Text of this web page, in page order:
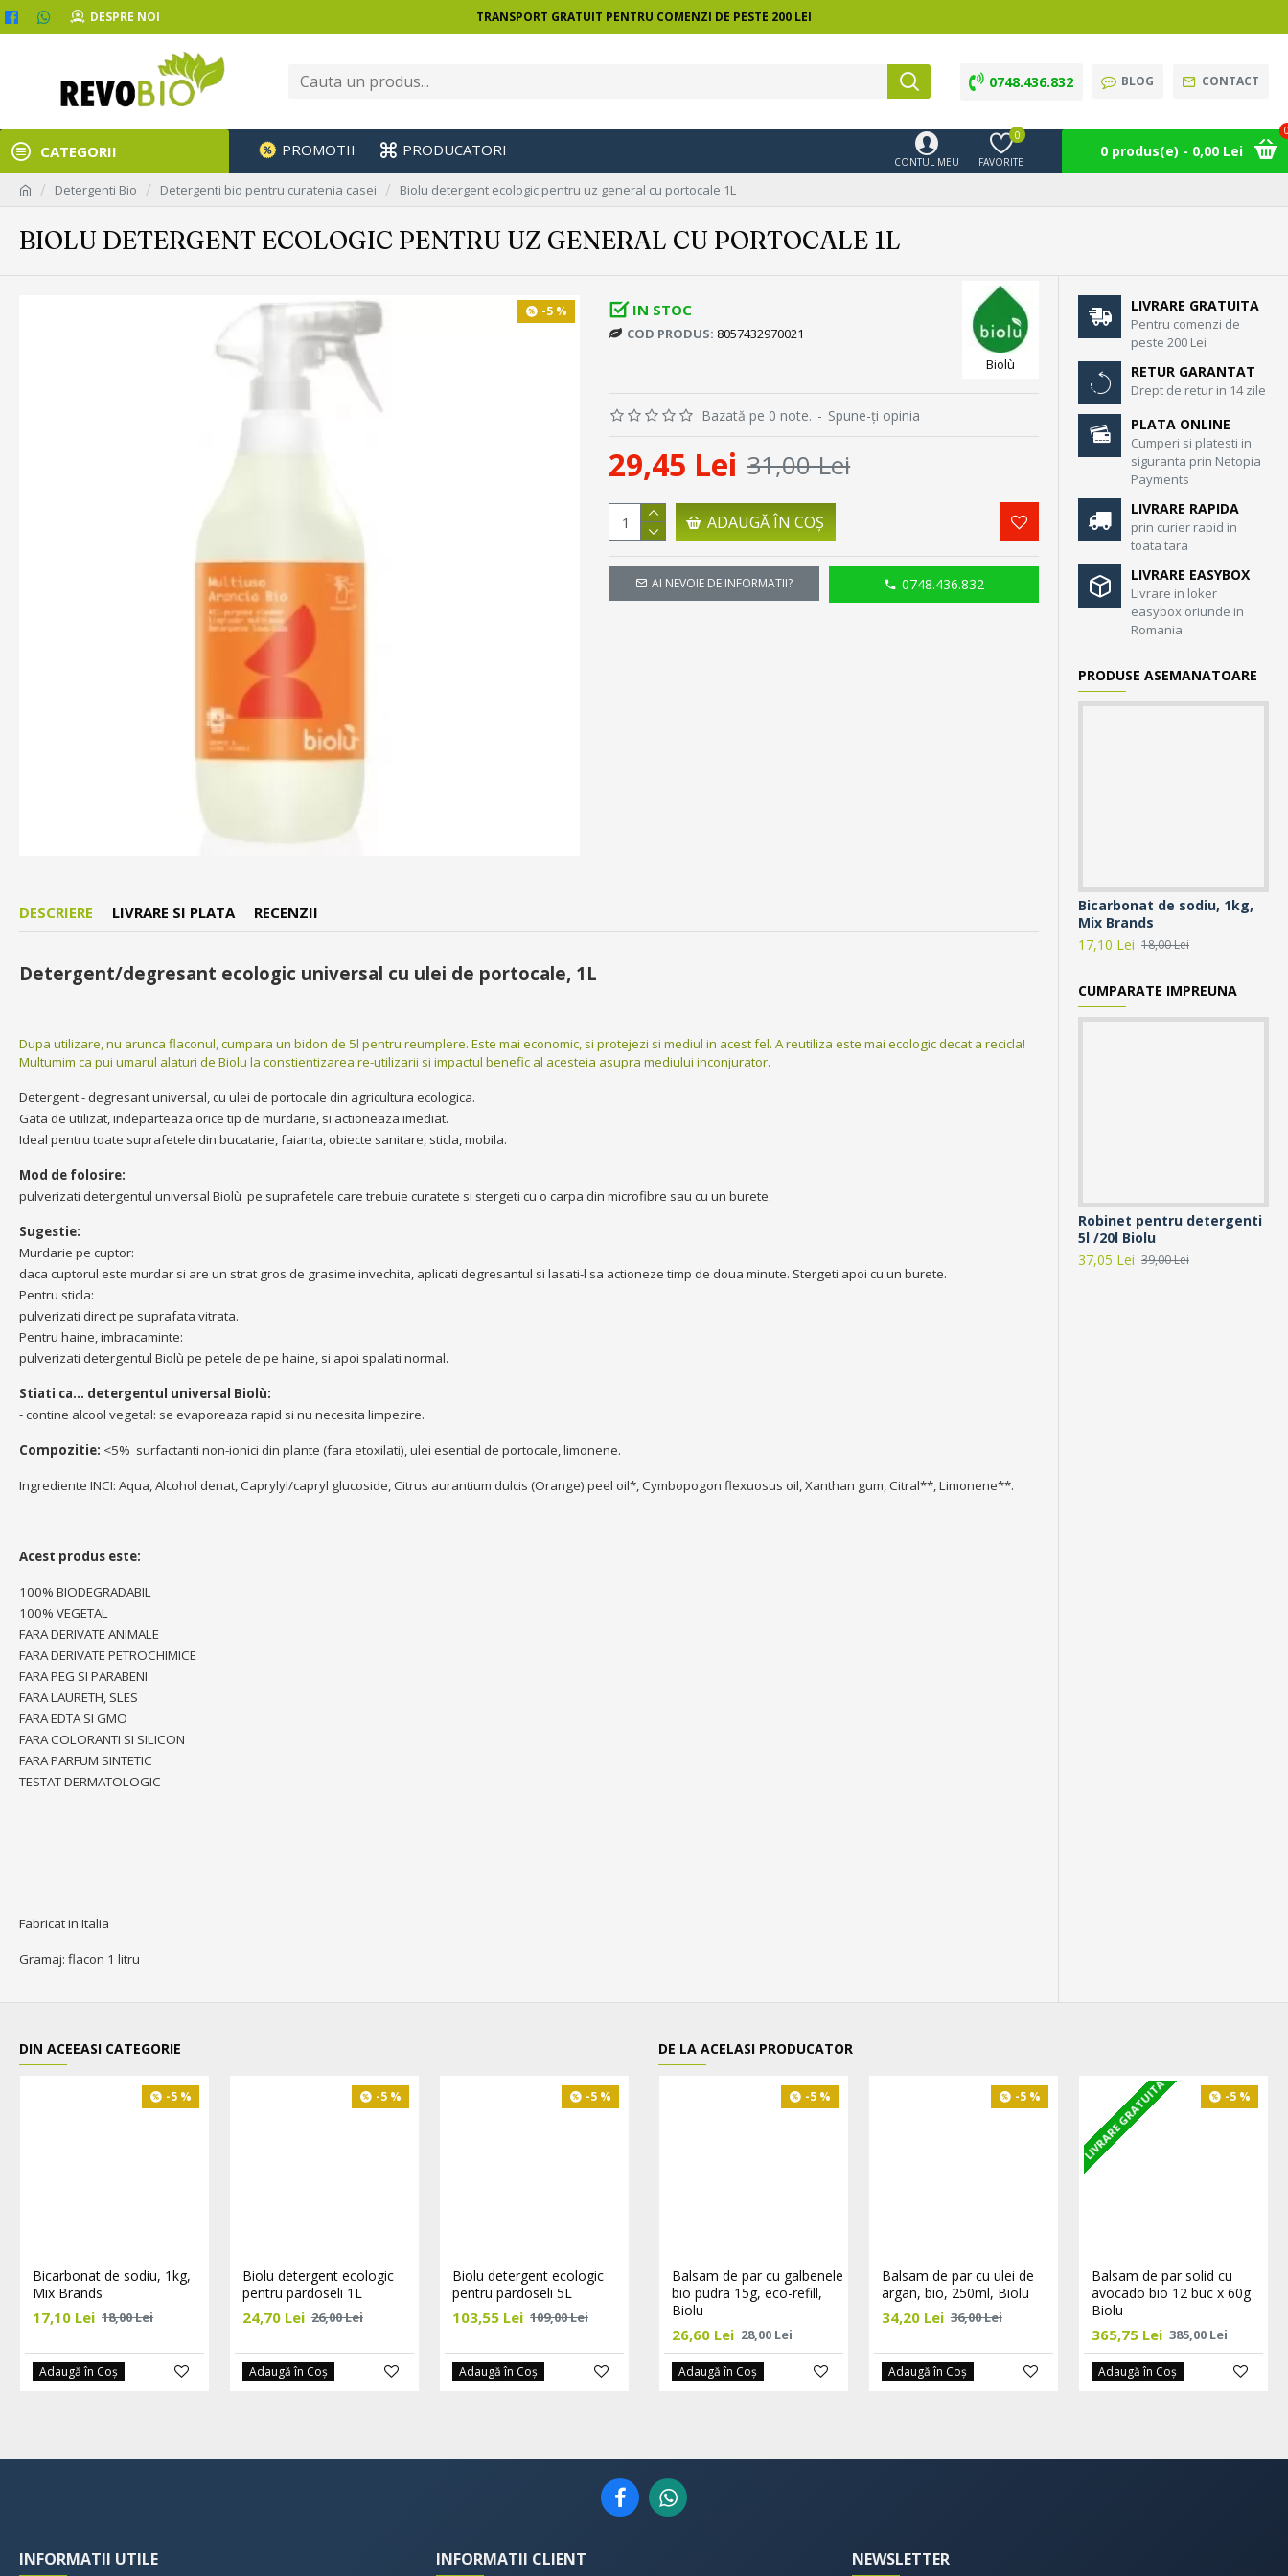
DESPRE NOI TRANSPORT GRATUIT PENTRU COMENZI DE PESTE 200 LEI
0748.436.832 BLOG CONTACT
CATEGORII PROMOTII PRODUCATORI
CONTUL MEU FAVORITE
0
0 produs(e) - 0,00 Lei
Detergenti Bio Detergenti bio pentru curatenia casei Biolu detergent ecologic pentru uz general cu portocale 1L
BIOLU DETERGENT ECOLOGIC PENTRU UZ GENERAL CU PORTOCALE 1L
-5 % IN STOC
COD PRODUS: 8057432970021
Biolù
Bazată pe 0 note. - Spune-ţi opinia
29,45 Lei 31,00 Lei
ADAUGĂ ÎN COŞ
AI NEVOIE DE INFORMATII? 0748.436.832
DESCRIERE LIVRARE SI PLATA RECENZII
Detergent/degresant ecologic universal cu ulei de portocale, 1L
Dupa utilizare, nu arunca flaconul, cumpara un bidon de 5l pentru reumplere. Este mai economic, si protejezi si mediul in acest fel. A reutiliza este mai ecologic decat a recicla!
Multumim ca pui umarul alaturi de Biolu la constientizarea re-utilizarii si impactul benefic al acesteia asupra mediului inconjurator.
Detergent - degresant universal, cu ulei de portocale din agricultura ecologica.
Gata de utilizat, indeparteaza orice tip de murdarie, si actioneaza imediat.
Ideal pentru toate suprafetele din bucatarie, faianta, obiecte sanitare, sticla, mobila.
Mod de folosire:
pulverizati detergentul universal Biolù pe suprafetele care trebuie curatete si stergeti cu o carpa din microfibre sau cu un burete.
Sugestie:
Murdarie pe cuptor:
daca cuptorul este murdar si are un strat gros de grasime invechita, aplicati degresantul si lasati-l sa actioneze timp de doua minute. Stergeti apoi cu un burete.
Pentru sticla:
pulverizati direct pe suprafata vitrata.
Pentru haine, imbracaminte:
pulverizati detergentul Biolù pe petele de pe haine, si apoi spalati normal.
Stiati ca... detergentul universal Biolù:
- contine alcool vegetal: se evaporeaza rapid si nu necesita limpezire.
Compozitie: <5% surfactanti non-ionici din plante (fara etoxilati), ulei esential de portocale, limonene.
Ingrediente INCI: Aqua, Alcohol denat, Caprylyl/capryl glucoside, Citrus aurantium dulcis (Orange) peel oil*, Cymbopogon flexuosus oil, Xanthan gum, Citral**, Limonene**.
Acest produs este:
100% BIODEGRADABIL
100% VEGETAL
FARA DERIVATE ANIMALE
FARA DERIVATE PETROCHIMICE
FARA PEG SI PARABENI
FARA LAURETH, SLES
FARA EDTA SI GMO
FARA COLORANTI SI SILICON
FARA PARFUM SINTETIC
TESTAT DERMATOLOGIC
Fabricat in Italia
Gramaj: flacon 1 litru
LIVRARE GRATUITA
Pentru comenzi de
peste 200 Lei
RETUR GARANTAT
Drept de retur in 14 zile
PLATA ONLINE
Cumperi si platesti in
siguranta prin Netopia
Payments
LIVRARE RAPIDA
prin curier rapid in
toata tara
LIVRARE EASYBOX
Livrare in loker
easybox oriunde in
Romania
PRODUSE ASEMANATOARE
Bicarbonat de sodiu, 1kg,
Mix Brands
17,10 Lei 18,00 Lei
CUMPARATE IMPREUNA
Robinet pentru detergenti
5l /20l Biolu
37,05 Lei 39,00 Lei
DIN ACEEASI CATEGORIE
-5 %
Bicarbonat de sodiu, 1kg,
Mix Brands
17,10 Lei 18,00 Lei
Adaugă în Coş
-5 %
Biolu detergent ecologic
pentru pardoseli 1L
24,70 Lei 26,00 Lei
Adaugă în Coş
-5 %
Biolu detergent ecologic
pentru pardoseli 5L
103,55 Lei 109,00 Lei
Adaugă în Coş
-5 %
Biolu detergent ecologic
universal cu ulei de
portocale 20L
421,80 Lei 444,00 Lei
Adaugă în Coş
-5 %
Biolu detergent ecologic
universal cu ulei de
portocale 5L
Adaugă în Coş
DE LA ACELASI PRODUCATOR
-5 %
Balsam de par cu galbenele
bio pudra 15g, eco-refill,
Biolu
26,60 Lei 28,00 Lei
Adaugă în Coş
-5 %
Balsam de par cu ulei de
argan, bio, 250ml, Biolu
34,20 Lei 36,00 Lei
Adaugă în Coş
LIVRARE GRATUITA -5 %
Balsam de par solid cu
avocado bio 12 buc x 60g
Biolu
365,75 Lei 385,00 Lei
Adaugă în Coş
INFORMATII UTILE INFORMATII CLIENT NEWSLETTER